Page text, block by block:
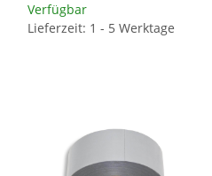
Verfügbar
Lieferzeit: 1 - 5 Werktage